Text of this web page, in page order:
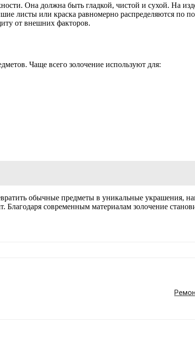
Она должна быть гладкой, чистой и сухой. На
листы или краска равномерно распределяются по
от внешних факторов.
Чаще всего золочение используют для:
обычные предметы в уникальные украшения,
Благодаря современным материалам золочение